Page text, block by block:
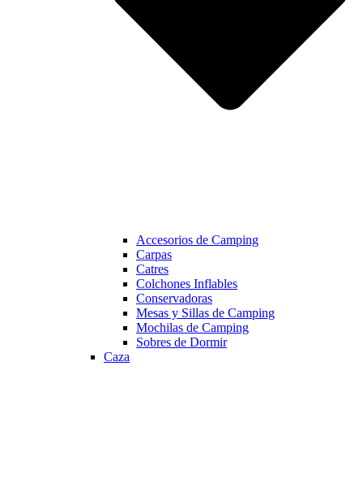
Accesorios de Camping
Carpas
Catres
Colchones Inflables
Conservadoras
Mesas y Sillas de Camping
Mochilas de Camping
Sobres de Dormir
Caza